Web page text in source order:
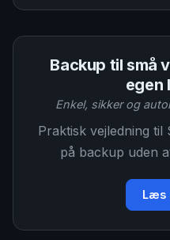
Backup til små
egen
Enkel, sikker og
Praktisk vejledning
på backup uden
Læs